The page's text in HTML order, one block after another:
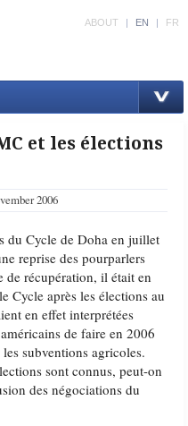
ABOUT | EN | FR
et les élections
2006
du Cycle de Doha en juillet
reprise des pourparlers
de récupération, il était en
Cycle après les élections au
en effet interprétées
de faire en 2006
subventions agricoles.
sont connus, peut-on
des négociations du